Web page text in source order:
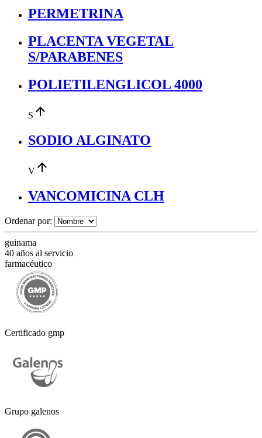
PERMETRINA
PLACENTA VEGETAL
S/PARABENES
POLIETILENGLICOL 4000
S arrow_upward
SODIO ALGINATO
V arrow_upward
VANCOMICINA CLH
Ordenar por:
guinama
40 años al servicio
farmacéutico
Certificado gmp
Grupo galenos